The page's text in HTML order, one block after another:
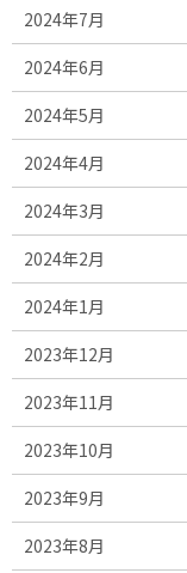
2024年7月
2024年6月
2024年5月
2024年4月
2024年3月
2024年2月
2024年1月
2023年12月
2023年11月
2023年10月
2023年9月
2023年8月